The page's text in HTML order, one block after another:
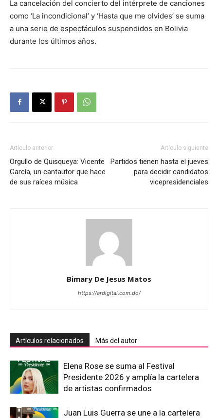
La cancelación del concierto del intérprete de canciones
como ‘La incondicional’ y ‘Hasta que me olvides’ se suma
a una serie de espectáculos suspendidos en Bolivia
durante los últimos años.
Artículo anterior
Orgullo de Quisqueya: Vicente
García, un cantautor que hace
de sus raíces música
Artículo siguiente
Partidos tienen hasta el jueves
para decidir candidatos
vicepresidenciales
Bimary De Jesus Matos
https://ardigital.com.do/
Artículos relacionados Más del autor
Elena Rose se suma al Festival
Presidente 2026 y amplía la cartelera
de artistas confirmados
Juan Luis Guerra se une a la cartelera